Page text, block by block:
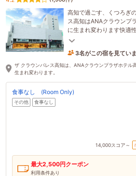
高知で過ごす、くつろぎ
ス高知はANAクラウンプ
に生まれ変わります快適
空間で、より上質で快適
3名がこの宿を見てい
7時間前に予約されまし
ザ クラウンパレス高知は、ANAクラウンプラザホテル
生まれ変わります。
食事なし (Room Only)
その他 食事なし
14,000スコア～
最大2,500円クーポン
利用条件あり